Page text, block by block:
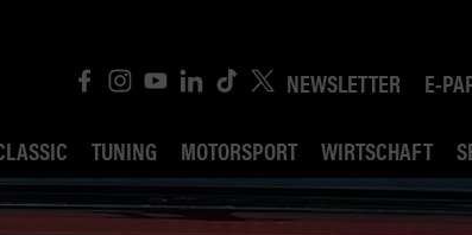
NEWSLETTER E-
TUNING MOTORSPORT WIRTSCHAFT